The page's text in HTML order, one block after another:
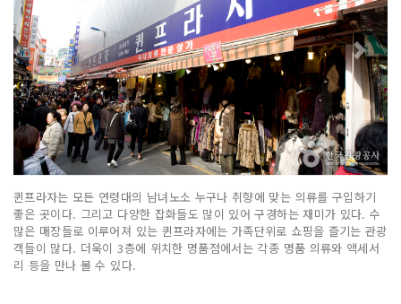
퀸프라자는 모든 연령대의 남녀노소 누구나 취향에 맞는 의류를 구입하기
좋은 곳이다. 그리고 다양한 잡화들도 많이 있어 구경하는 재미가 있다. 수
많은 매장들로 이루어져 있는 퀸프라자에는 가족단위로 쇼핑을 즐기는 관광
객들이 많다. 더욱이 3층에 위치한 명품점에서는 각종 명품 의류와 액세서
리 등을 만나 볼 수 있다.